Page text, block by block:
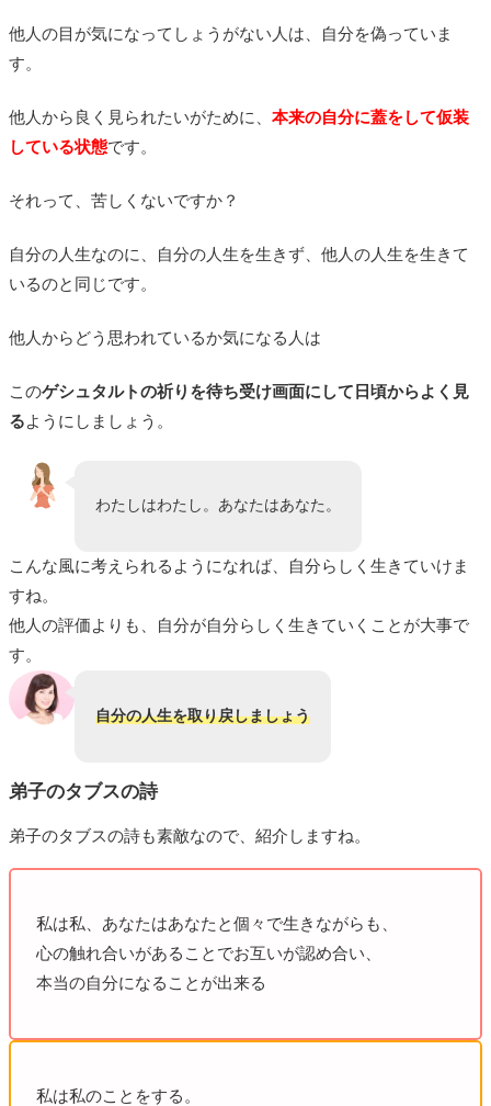
他人の目が気になってしょうがない人は、自分を偽っていま
す。
他人から良く見られたいがために、 本来の自分に蓋をして仮装
している状態です。
それって、苦しくないですか？
自分の人生なのに、自分の人生を生きず、他人の人生を生きて
いるのと同じです。
他人からどう思われているか気になる人は
このゲシュタルトの祈りを待ち受け画面にして日頃からよく見
るようにしましょう。
わたしはわたし。あなたはあなた。
こんな風に考えられるようになれば、自分らしく生きていけま
すね。
他人の評価よりも、自分が自分らしく生きていくことが大事で
す。
自分の人生を取り戻しましょう
弟子のタブスの詩
弟子のタブスの詩も素敵なので、紹介しますね。
私は私、あなたはあなたと個々で生きながらも、
心の触れ合いがあることでお互いが認め合い、
本当の自分になることが出来る
私は私のことをする。